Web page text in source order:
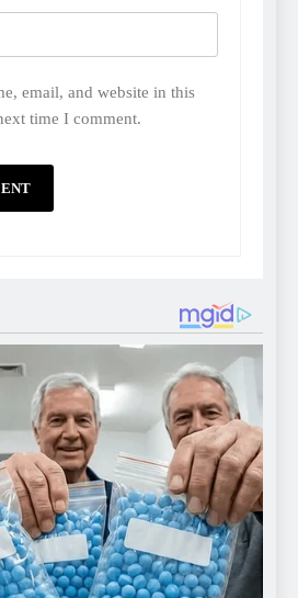
email, and website in this
time I comment.